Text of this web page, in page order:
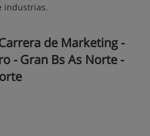
industrias.
de Marketing -
- Gran Bs As Norte -